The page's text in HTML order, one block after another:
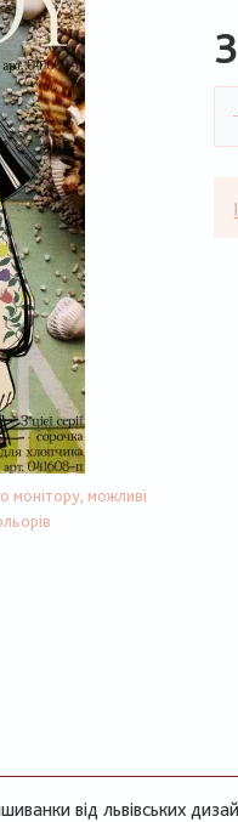
монітору, можливі
від львівських